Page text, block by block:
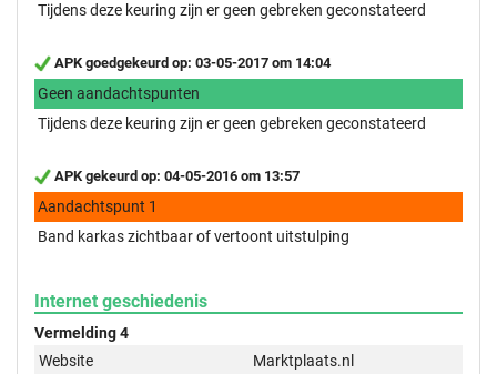
Tijdens deze keuring zijn er geen gebreken geconstateerd
APK goedgekeurd op: 03-05-2017 om 14:04
Geen aandachtspunten
Tijdens deze keuring zijn er geen gebreken geconstateerd
APK gekeurd op: 04-05-2016 om 13:57
Aandachtspunt 1
Band karkas zichtbaar of vertoont uitstulping
Internet geschiedenis
Vermelding 4
Website
Marktplaats.nl